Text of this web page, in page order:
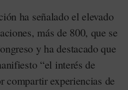
ha señalado el elevado
más de 800, que se
y ha destacado que
“el interés de
compartir experiencias de